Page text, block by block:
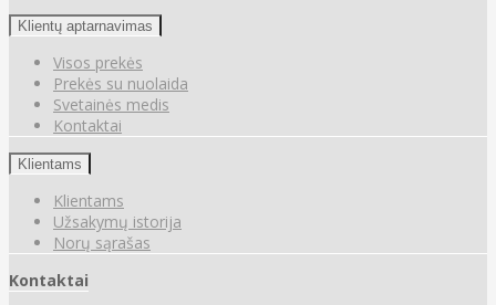
Klientų aptarnavimas
Visos prekės
Prekės su nuolaida
Svetainės medis
Kontaktai
Klientams
Klientams
Užsakymų istorija
Norų sąrašas
Kontaktai